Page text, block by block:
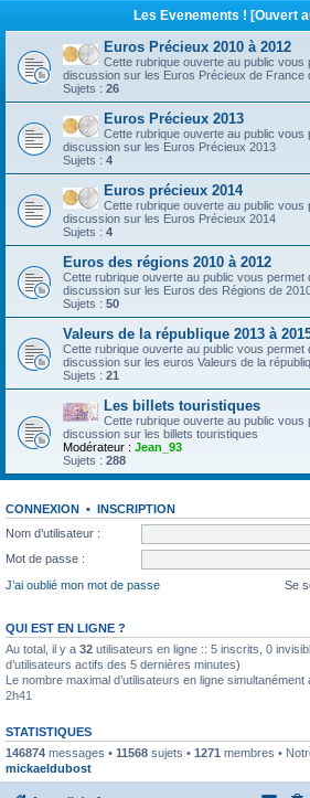
Les Evenements ! [Ouvert
Euros Précieux 2010 à 2012
Cette rubrique ouverte au public
discussion sur les Euros Précieux de France
Sujets : 26
Euros Précieux 2013
Cette rubrique ouverte au public
discussion sur les Euros Précieux 2013
Sujets : 4
Euros précieux 2014
Cette rubrique ouverte au public
discussion sur les Euros Précieux 2014
Sujets : 4
Euros des régions 2010 à 2012
Cette rubrique ouverte au public vous
discussion sur les Euros des Régions de
Sujets : 50
Valeurs de la république 2013 à
Cette rubrique ouverte au public vous
discussion sur les euros Valeurs de la
Sujets : 21
Les billets touristiques
Cette rubrique ouverte au public
discussion sur les billets touristiques
Modérateur : Jean_93
Sujets : 288
CONNEXION • INSCRIPTION
Nom d’utilisateur :
Mot de passe :
J’ai oublié mon mot de passe
Se
QUI EST EN LIGNE ?
Au total, il y a 32 utilisateurs en ligne :: 5 inscrits, 0
d’utilisateurs actifs des 5 dernières minutes)
Le nombre maximal d’utilisateurs en ligne simultanément
2h41
STATISTIQUES
146874 messages • 11568 sujets • 1271 membres •
mickaeldubost